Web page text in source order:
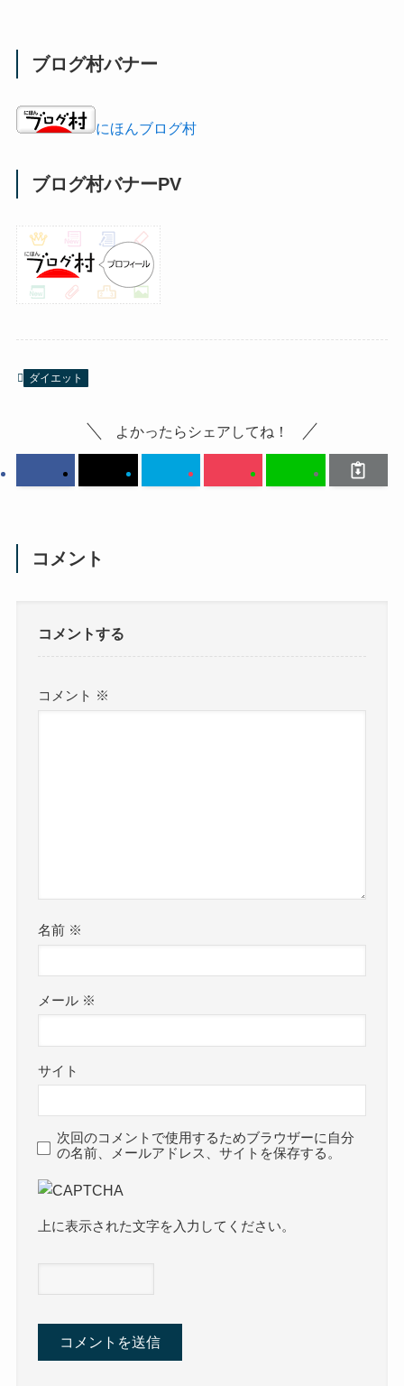
ブログ村バナー
にほんブログ村
ブログ村バナーPV
ダイエット
よかったらシェアしてね！
コメント
コメントする
コメント ※
名前 ※
メール ※
サイト
次回のコメントで使用するためブラウザーに自分
の名前、メールアドレス、サイトを保存する。
上に表示された文字を入力してください。